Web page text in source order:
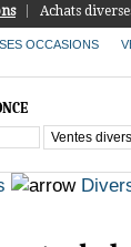
Achats
OCCASIONS